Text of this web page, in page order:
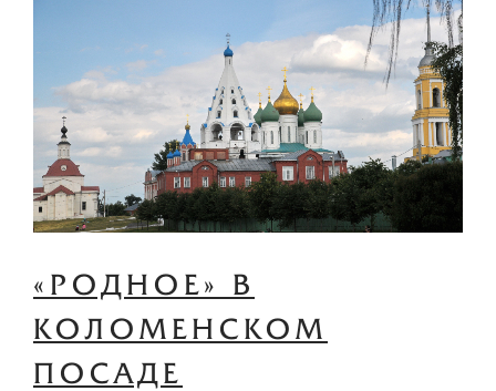
ИЗНУТРИ
«РОДНОЕ» В
КОЛОМЕНСКОМ
ПОСАДЕ